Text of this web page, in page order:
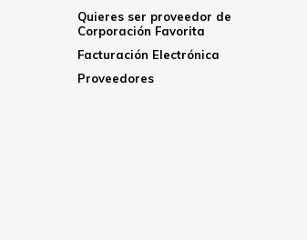
Quieres ser proveedor de
Corporación Favorita
Facturación Electrónica
Proveedores